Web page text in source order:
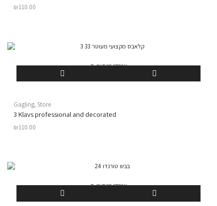
₪110.00
OUT OF STOCK
Gagling, Store
3 Klavs professional and decorated
₪110.00
OUT OF STOCK